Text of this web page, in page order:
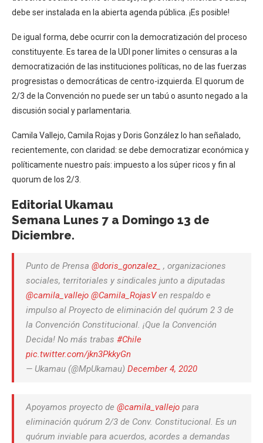
debe ser instalada en la abierta agenda pública. ¡Es posible!
De igual forma, debe ocurrir con la democratización del proceso
constituyente. Es tarea de la UDI poner límites o censuras a la
democratización de las instituciones políticas, no de las fuerzas
progresistas o democráticas de centro-izquierda. El quorum de
2/3 de la Convención no puede ser un tabú o asunto negado a la
discusión social y parlamentaria.
Camila Vallejo, Camila Rojas y Doris González lo han señalado,
recientemente, con claridad: se debe democratizar económica y
políticamente nuestro país: impuesto a los súper ricos y fin al
quorum de los 2/3.
Editorial Ukamau
Semana Lunes 7 a Domingo 13 de
Diciembre.
Punto de Prensa @doris_gonzalez_
, organizaciones
sociales, territoriales y sindicales junto a diputadas
@camila_vallejo @Camila_RojasVen respaldo e
impulso al Proyecto de eliminación del quórum 2 3 de
la Convención Constitucional. ¡Que la Convención
Decida! No más trabas #Chile
pic.twitter.com/jkn3PkkyGn
— Ukamau (@MpUkamau) December 4, 2020
Apoyamos proyecto de @camila_vallejo para
eliminación quórum 2/3 de Conv. Constitucional. Es un
quórum inviable para acuerdos, acordes a demandas